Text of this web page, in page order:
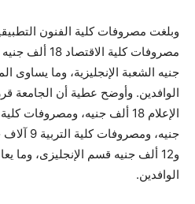
جنيه الشعبة الإنجليزية، وما يساوى
الوافدين. وأوضح عطية أن الجامعة
جنيه،
و12 ألف جنيه قسم الإنجليزى، وما
الوافدين.